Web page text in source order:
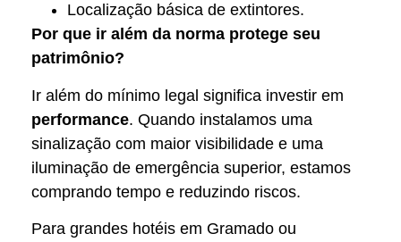
Localização básica de extintores.
Por que ir além da norma protege seu
patrimônio?
Ir além do mínimo legal significa investir em
performance. Quando instalamos uma
sinalização com maior visibilidade e uma
iluminação de emergência superior, estamos
comprando tempo e reduzindo riscos.
Para grandes hotéis em Gramado ou